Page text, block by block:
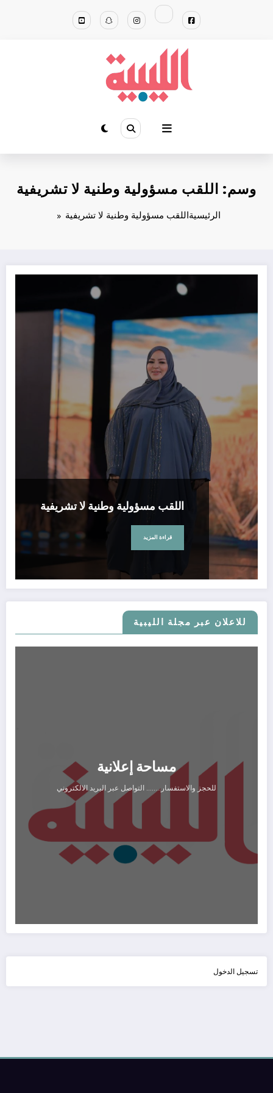
وسم: اللقب مسؤولية وطنية لا تشريفية
الرئيسيةاللقب مسؤولية وطنية لا تشريفية
للاعلان عبر مجلة الليبية
مساحة إعلانية
للحجز والاستفسار........ التواصل عبر البريد الالكتروني
اللقب مسؤولية وطنية لا تشريفية
قراءة المزيد
تسجيل الدخول